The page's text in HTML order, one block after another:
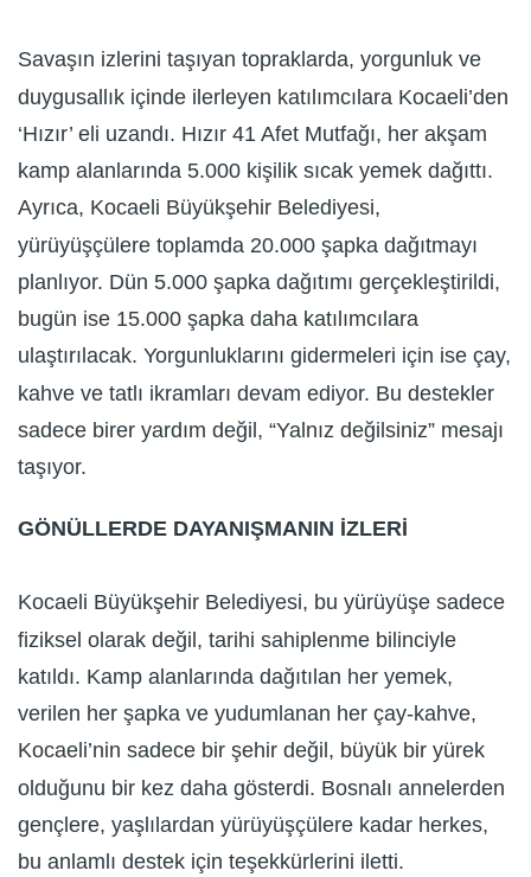
Savaşın izlerini taşıyan topraklarda, yorgunluk ve
duygusallık içinde ilerleyen katılımcılara Kocaeli’den
‘Hızır’ eli uzandı. Hızır 41 Afet Mutfağı, her akşam
kamp alanlarında 5.000 kişilik sıcak yemek dağıttı.
Ayrıca, Kocaeli Büyükşehir Belediyesi,
yürüyüşçülere toplamda 20.000 şapka dağıtmayı
planlıyor. Dün 5.000 şapka dağıtımı gerçekleştirildi,
bugün ise 15.000 şapka daha katılımcılara
ulaştırılacak. Yorgunluklarını gidermeleri için ise çay,
kahve ve tatlı ikramları devam ediyor. Bu destekler
sadece birer yardım değil, “Yalnız değilsiniz” mesajı
taşıyor.
GÖNÜLLERDE DAYANIŞMANIN İZLERİ
Kocaeli Büyükşehir Belediyesi, bu yürüyüşe sadece
fiziksel olarak değil, tarihi sahiplenme bilinciyle
katıldı. Kamp alanlarında dağıtılan her yemek,
verilen her şapka ve yudumlanan her çay-kahve,
Kocaeli’nin sadece bir şehir değil, büyük bir yürek
olduğunu bir kez daha gösterdi. Bosnalı annelerden
gençlere, yaşlılardan yürüyüşçülere kadar herkes,
bu anlamlı destek için teşekkürlerini iletti.